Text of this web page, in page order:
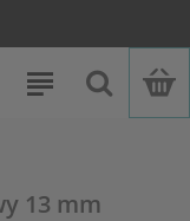
13 mm